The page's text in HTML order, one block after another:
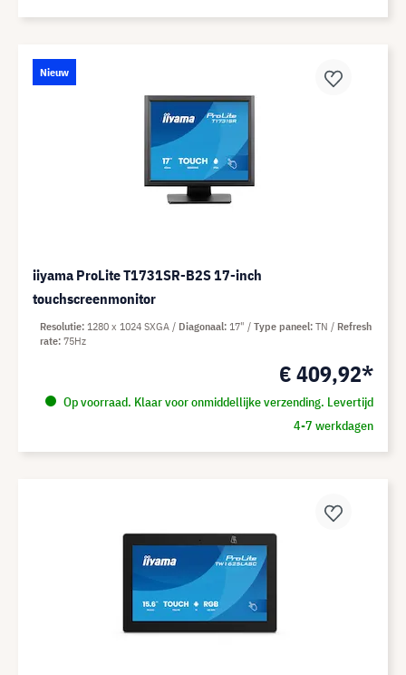
Nieuw
iiyama ProLite T1731SR-B2S 17-inch
touchscreenmonitor
€ 409,92*
Op voorraad. Klaar voor onmiddellijke verzending. Levertijd
4-7 werkdagen
Resolutie 1280 x 1024 SXGA Diagonaal 17" Type paneel TN
Refresh
rate 75Hz